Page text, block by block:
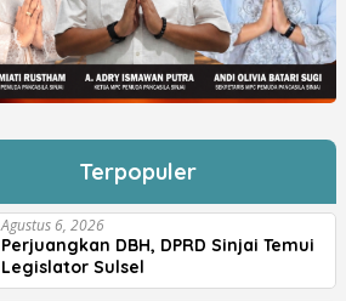
Terpopuler
Agustus 6, 2026
Perjuangkan DBH, DPRD Sinjai Temui
Legislator Sulsel